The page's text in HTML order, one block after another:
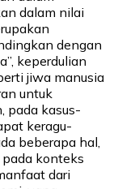
dalam nilai
dengan
keperdulian
jiwa manusia
untuk
pada kasus-
keragu-
beberapa hal,
konteks
dari